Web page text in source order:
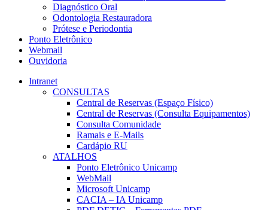
Diagnóstico Oral
Odontologia Restauradora
Prótese e Periodontia
Ponto Eletrônico
Webmail
Ouvidoria
Intranet
CONSULTAS
Central de Reservas (Espaço Físico)
Central de Reservas (Consulta Equipamentos)
Consulta Comunidade
Ramais e E-Mails
Cardápio RU
ATALHOS
Ponto Eletrônico Unicamp
WebMail
Microsoft Unicamp
CACIA – IA Unicamp